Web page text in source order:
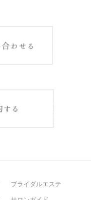
ブライダルエステ